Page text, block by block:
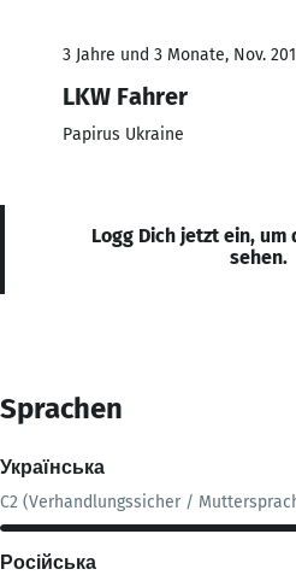
3 Jahre und 3 Monate, Nov.
LKW Fahrer
Papirus Ukraine
Logg Dich jetzt ein, um
sehen.
Sprachen
Українська
C2 (Verhandlungssicher /
Російська